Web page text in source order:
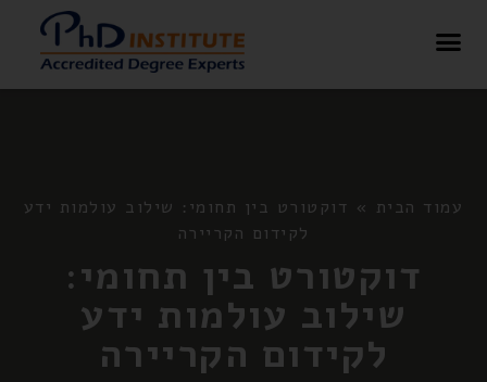
עמוד הבית » דוקטורט בין תחומי: שילוב עולמות ידע
לקידום הקריירה
דוקטורט בין תחומי:
שילוב עולמות ידע
לקידום הקריירה